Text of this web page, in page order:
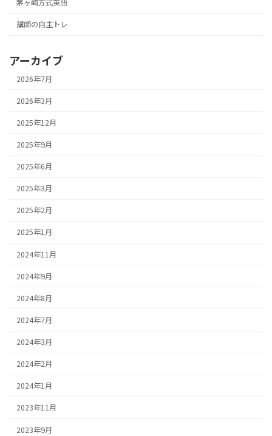
茅ヶ崎方式英語
講師の自主トレ
アーカイブ
2026年7月
2026年3月
2025年12月
2025年9月
2025年6月
2025年3月
2025年2月
2025年1月
2024年11月
2024年9月
2024年8月
2024年7月
2024年3月
2024年2月
2024年1月
2023年11月
2023年9月